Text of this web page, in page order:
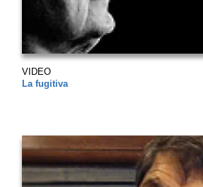
VIDEO
La fugitiva